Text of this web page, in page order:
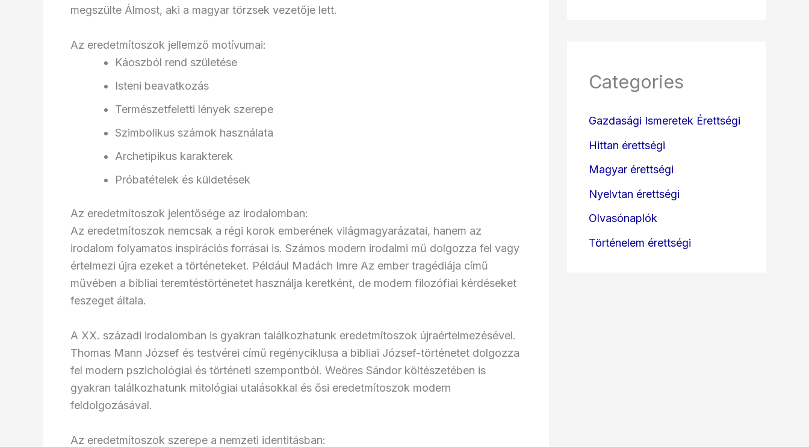
megszülte Álmost, aki a magyar törzsek vezetője lett.
Az eredetmítoszok jellemző motívumai:
Káoszból rend születése
Isteni beavatkozás
Természetfeletti lények szerepe
Szimbolikus számok használata
Archetipikus karakterek
Próbatételek és küldetések
Az eredetmítoszok jelentősége az irodalomban:
Az eredetmítoszok nemcsak a régi korok emberének világmagyarázatai, hanem az
irodalom folyamatos inspirációs forrásai is. Számos modern irodalmi mű dolgozza fel vagy
értelmezi újra ezeket a történeteket. Például Madách Imre Az ember tragédiája című
művében a bibliai teremtéstörténetet használja keretként, de modern filozófiai kérdéseket
feszeget általa.
A XX. századi irodalomban is gyakran találkozhatunk eredetmítoszok újraértelmezésével.
Thomas Mann József és testvérei című regényciklusa a bibliai József-történetet dolgozza
fel modern pszichológiai és történeti szempontból. Weöres Sándor költészetében is
gyakran találkozhatunk mitológiai utalásokkal és ősi eredetmítoszok modern
feldolgozásával.
Az eredetmítoszok szerepe a nemzeti identitásban:
Categories
Gazdasági Ismeretek Érettségi
Hittan érettségi
Magyar érettségi
Nyelvtan érettségi
Olvasónaplók
Történelem érettségi